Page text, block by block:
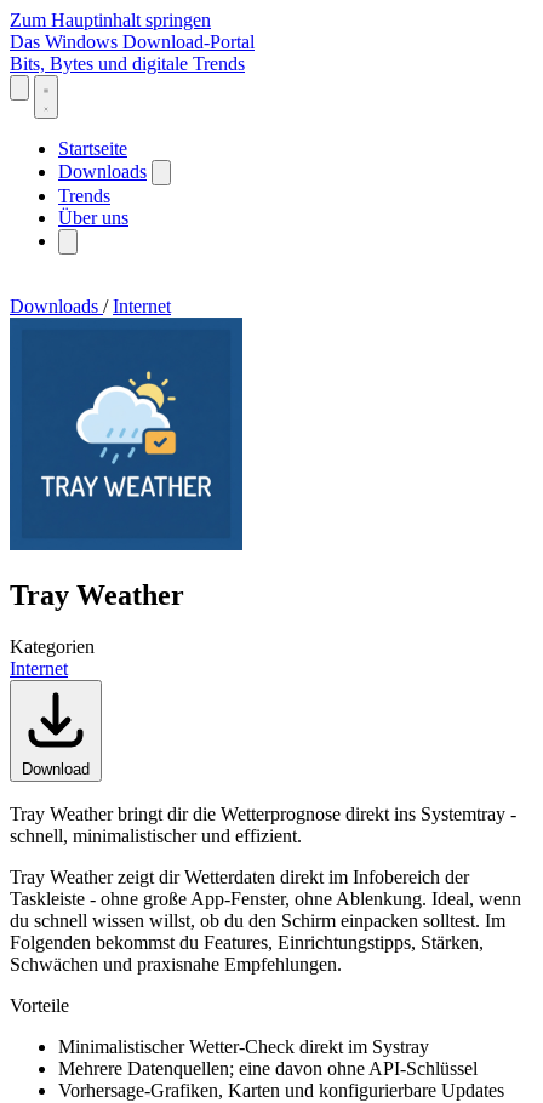
Zum Hauptinhalt springen
Das Windows Download-Portal
Bits, Bytes und digitale Trends
Startseite
Downloads
Trends
Über uns
Downloads / Internet
Tray Weather
Kategorien
Internet
Download
Tray Weather bringt dir die Wetterprognose direkt ins Systemtray -
schnell, minimalistischer und effizient.
Tray Weather zeigt dir Wetterdaten direkt im Infobereich der
Taskleiste - ohne große App-Fenster, ohne Ablenkung. Ideal, wenn
du schnell wissen willst, ob du den Schirm einpacken solltest. Im
Folgenden bekommst du Features, Einrichtungstipps, Stärken,
Schwächen und praxisnahe Empfehlungen.
Vorteile
Minimalistischer Wetter-Check direkt im Systray
Mehrere Datenquellen; eine davon ohne API-Schlüssel
Vorhersage-Grafiken, Karten und konfigurierbare Updates